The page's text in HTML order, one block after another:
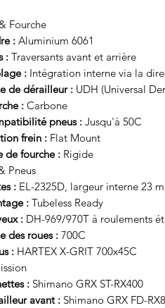
Fourche
: Aluminium 6061
: Traversants avant et arrière
: Intégration interne via la
de dérailleur : UDH (Universal
: Carbone
pneus : Jusqu'à 50C
frein : Flat Mount
de fourche : Rigide
Pneus
: EL-2325D, largeur interne 23
: Tubeless Ready
: DH-969/970T à roulements
des roues : 700C
: HARTEX X-GRIT 700x45C
: Shimano GRX ST-RX400
avant : Shimano GRX FD-